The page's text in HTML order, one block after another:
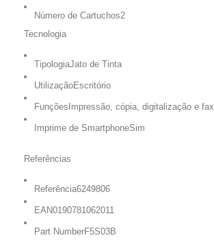
Número de Cartuchos2
Tecnologia
TipologiaJato de Tinta
UtilizaçãoEscritório
Funções Impressão, cópia, digitalização e fax
Imprime de SmartphoneSim
Referências
Referência6249806
EAN0190781062011
Part NumberF5S03B